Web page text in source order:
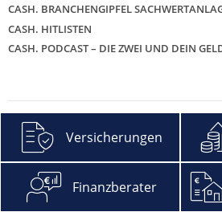
CASH. BRANCHENGIPFEL
CASH. HITLISTEN
CASH. PODCAST – DIE ZWEI UND DEIN
Versicherungen
Finanzberater